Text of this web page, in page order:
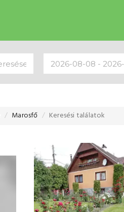
Marosfő Keresési találatok